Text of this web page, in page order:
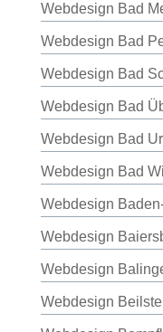
Webdesign Bad
Webdesign Bad
Webdesign Bad
Webdesign Bad
Webdesign Bad
Webdesign Bad
Webdesign
Webdesign
Webdesign
Webdesign